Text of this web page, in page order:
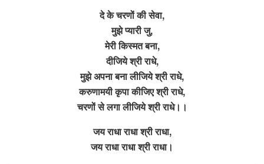
दे के चरणों की सेवा,
मुझे प्यारी जु,
मेरी किस्मत बना,
दीजिये श्री राधे,
मुझे अपना बना लीजिये श्री राधे,
करुणामयी कृपा कीजिए श्री राधे,
चरणों से लगा लीजिये श्री राधे।।
जय राधा राधा श्री राधा,
जय राधा राधा श्री राधा।